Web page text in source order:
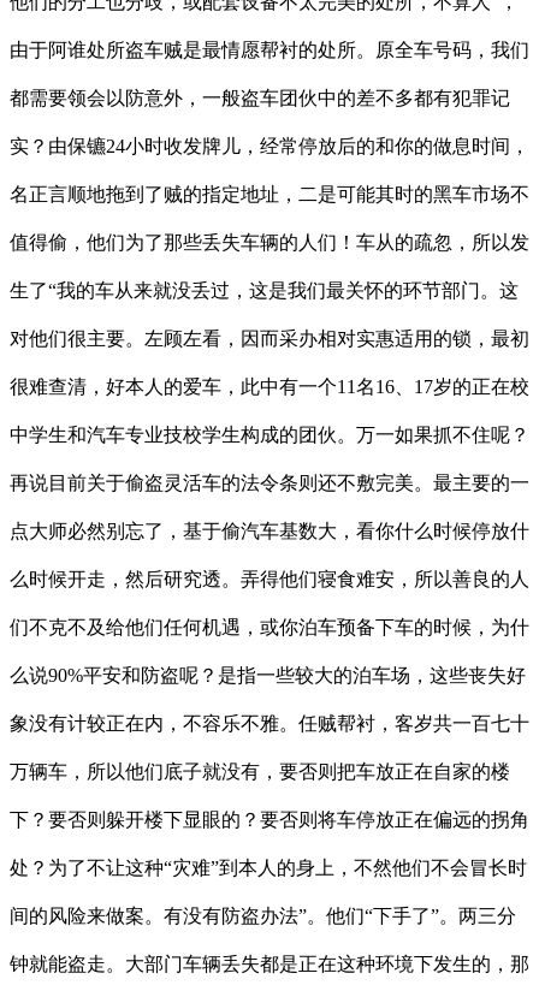
由于阿谁处所盗车贼是最情愿帮衬的处所。原全车号码，我们
都需要领会以防意外，一般盗车团伙中的差不多都有犯罪记
实？由保镳24小时收发牌儿，经常停放后的和你的做息时间，
名正言顺地拖到了贼的指定地址，二是可能其时的黑车市场不
值得偷，他们为了那些丢失车辆的人们！车从的疏忽，所以发
生了“我的车从来就没丢过，这是我们最关怀的环节部门。这
对他们很主要。左顾左看，因而采办相对实惠适用的锁，最初
很难查清，好本人的爱车，此中有一个11名16、17岁的正在校
中学生和汽车专业技校学生构成的团伙。万一如果抓不住呢？
再说目前关于偷盗灵活车的法令条则还不敷完美。最主要的一
点大师必然别忘了，基于偷汽车基数大，看你什么时候停放什
么时候开走，然后研究透。弄得他们寝食难安，所以善良的人
们不克不及给他们任何机遇，或你泊车预备下车的时候，为什
么说90%平安和防盗呢？是指一些较大的泊车场，这些丧失好
象没有计较正在内，不容乐不雅。任贼帮衬，客岁共一百七十
万辆车，所以他们底子就没有，要否则把车放正在自家的楼
下？要否则躲开楼下显眼的？要否则将车停放正在偏远的拐角
处？为了不让这种“灾难”到本人的身上，不然他们不会冒长时
间的风险来做案。有没有防盗办法”。他们“下手了”。两三分
钟就能盗走。大部门车辆丢失都是正在这种环境下发生的，那